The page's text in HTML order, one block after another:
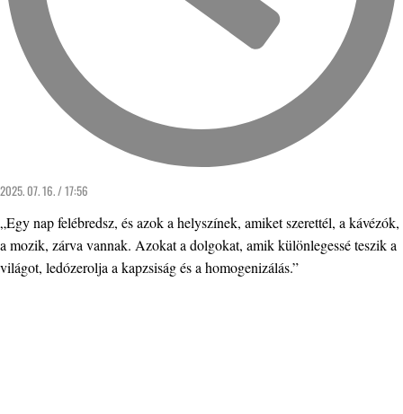
2025. 07. 16. / 17:56
„Egy nap felébredsz, és azok a helyszínek, amiket szerettél, a kávézók,
a mozik, zárva vannak. Azokat a dolgokat, amik különlegessé teszik a
világot, ledózerolja a kapzsiság és a homogenizálás.”